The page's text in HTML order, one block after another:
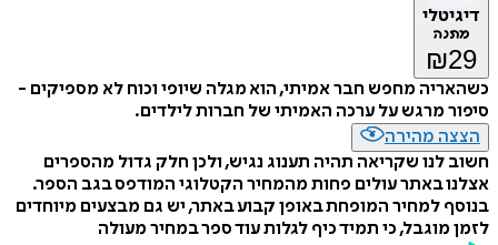
דיגיטלי
מתנה
₪29
כשהאריה מחפש חבר אמיתי, הוא מגלה שיופי וכוח לא מספיקים -
סיפור מרגש על ערכה האמיתי של חברות לילדים.
הצצה מהירה
חשוב לנו שקריאה תהיה תענוג נגיש, ולכן חלק גדול מהספרים
אצלנו באתר עולים פחות מהמחיר הקטלוגי המודפס בגב הספר.
בנוסף למחיר המופחת באופן קבוע באתר, יש גם מבצעים מיוחדים
לזמן מוגבל, כי תמיד כיף לגלות עוד ספר במחיר מעולה